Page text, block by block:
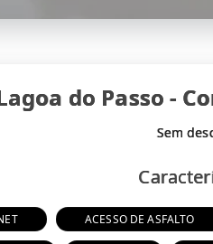
do Passo -
ACESSO DE ASFALTO